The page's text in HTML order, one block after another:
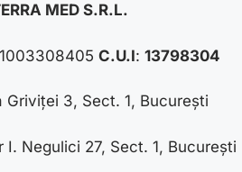
MED S.R.L.
C.U.I: 13798304
Griviței 3, Sect. 1, București
I. Negulici 27, Sect. 1, București